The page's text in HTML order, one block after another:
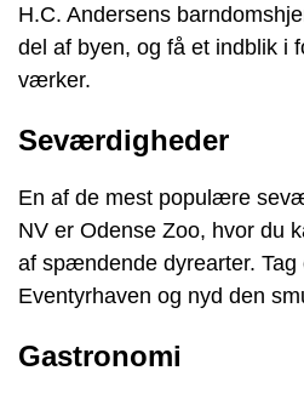
H.C. Andersens
del af byen, og få et indblik i
værker.
Seværdigheder
En af de mest populære
NV er Odense Zoo, hvor du
af spændende dyrearter. Tag
Eventyrhaven og nyd den
Gastronomi